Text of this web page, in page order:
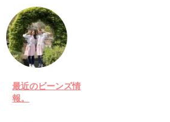
最近のビーンズ情
報。